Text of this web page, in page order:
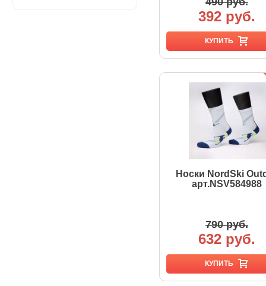
392 руб.
КУПИТЬ
Носки NordSki
арт.NSV584988
790 руб.
632 руб.
КУПИТЬ